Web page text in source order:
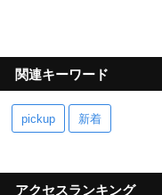
関連キーワード
pickup 新着
アクセスランキング